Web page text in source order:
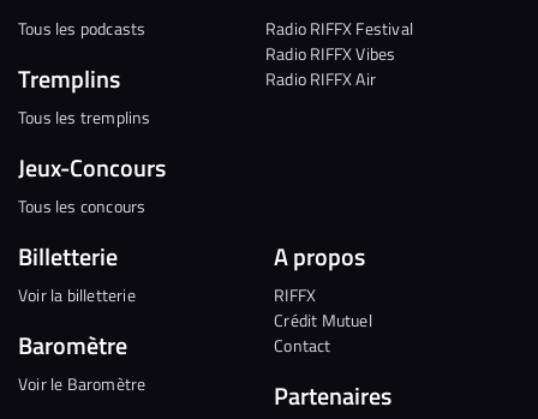
Tous les podcasts
Tremplins
Tous les tremplins
Jeux-Concours
Tous les concours
Radio RIFFX Festival
Radio RIFFX Vibes
Radio RIFFX Air
Billetterie
Voir la billetterie
Baromètre
Voir le Baromètre
A propos
RIFFX
Crédit Mutuel
Contact
Partenaires